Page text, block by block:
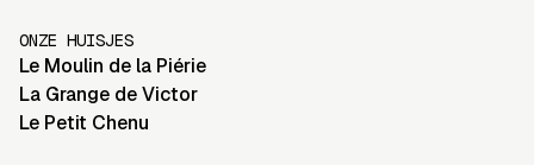
ONZE HUISJES
Le Moulin de la Piérie
La Grange de Victor
Le Petit Chenu